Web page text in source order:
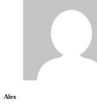
Alex